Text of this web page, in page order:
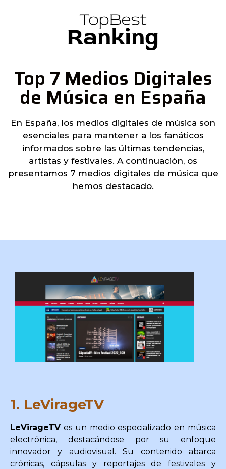
Top 7 Medios Digitales
de Música en España
En España, los medios digitales de música son
esenciales para mantener a los fanáticos
informados sobre las últimas tendencias,
artistas y festivales. A continuación, os
presentamos 7 medios digitales de música que
hemos destacado.
1. LeVirageTV
LeVirageTV es un medio especializado en música
electrónica, destacándose por su enfoque
innovador y audiovisual. Su contenido abarca
crónicas, cápsulas y reportajes de festivales y